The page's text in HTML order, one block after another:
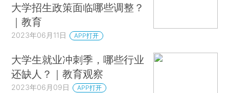
大学招生政策面临哪些调整？
｜教育
2023年06月11日 APP打开
大学生就业冲刺季，哪些行业
还缺人？｜教育观察
2023年06月09日 APP打开